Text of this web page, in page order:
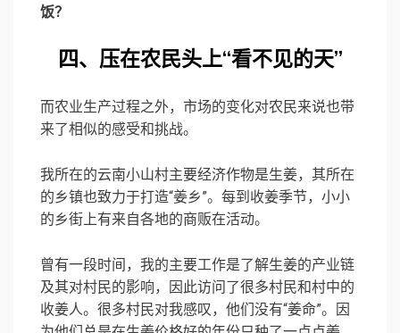
饭？
四、压在农民头上“看不见的天”
而农业生产过程之外，市场的变化对农民来说也带
来了相似的感受和挑战。
我所在的云南小山村主要经济作物是生姜，其所在
的乡镇也致力于打造“姜乡”。每到收姜季节，小小
的乡街上有来自各地的商贩在活动。
曾有一段时间，我的主要工作是了解生姜的产业链
及其对村民的影响，因此访问了很多村民和村中的
收姜人。很多村民对我感叹，他们没有“姜命”。因